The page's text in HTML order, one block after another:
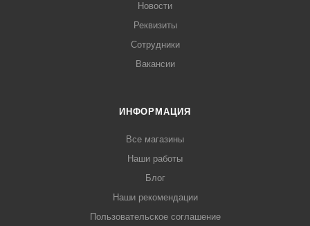
Новости
Реквизиты
Сотрудники
Вакансии
ИНФОРМАЦИЯ
Все магазины
Наши работы
Блог
Наши рекомендации
Пользовательское соглашение